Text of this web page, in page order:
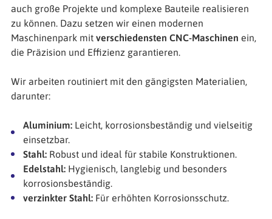
auch große Projekte und komplexe Bauteile realisieren
zu können. Dazu setzen wir einen modernen
Maschinenpark mit verschiedensten CNC-Maschinen ein,
die Präzision und Effizienz garantieren.
Wir arbeiten routiniert mit den gängigsten Materialien,
darunter:
Aluminium:Leicht, korrosionsbeständig und vielseitig
einsetzbar.
Stahl:Robust und ideal für stabile Konstruktionen.
Edelstahl:Hygienisch, langlebig und besonders
korrosionsbeständig.
verzinkter Stahl:Für erhöhten Korrosionsschutz.